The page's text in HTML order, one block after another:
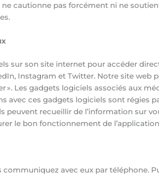
cautionne pas forcément ni ne
sur son site internet pour accéder
Instagram et Twitter. Notre site
Les gadgets logiciels associés aux
avec ces gadgets logiciels sont régies
peuvent recueillir de l’information sur
le bon fonctionnement de
avec eux par téléphone.